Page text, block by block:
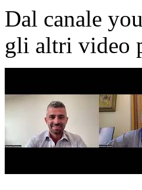
Dal canale
gli altri video